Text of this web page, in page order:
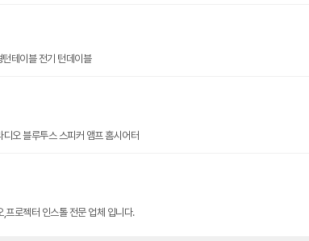
테이블 전기 턴데이블
오 블루투스 스피커 앰프 홈시어터
프로젝터 인스톨 전문 업체 입니다.